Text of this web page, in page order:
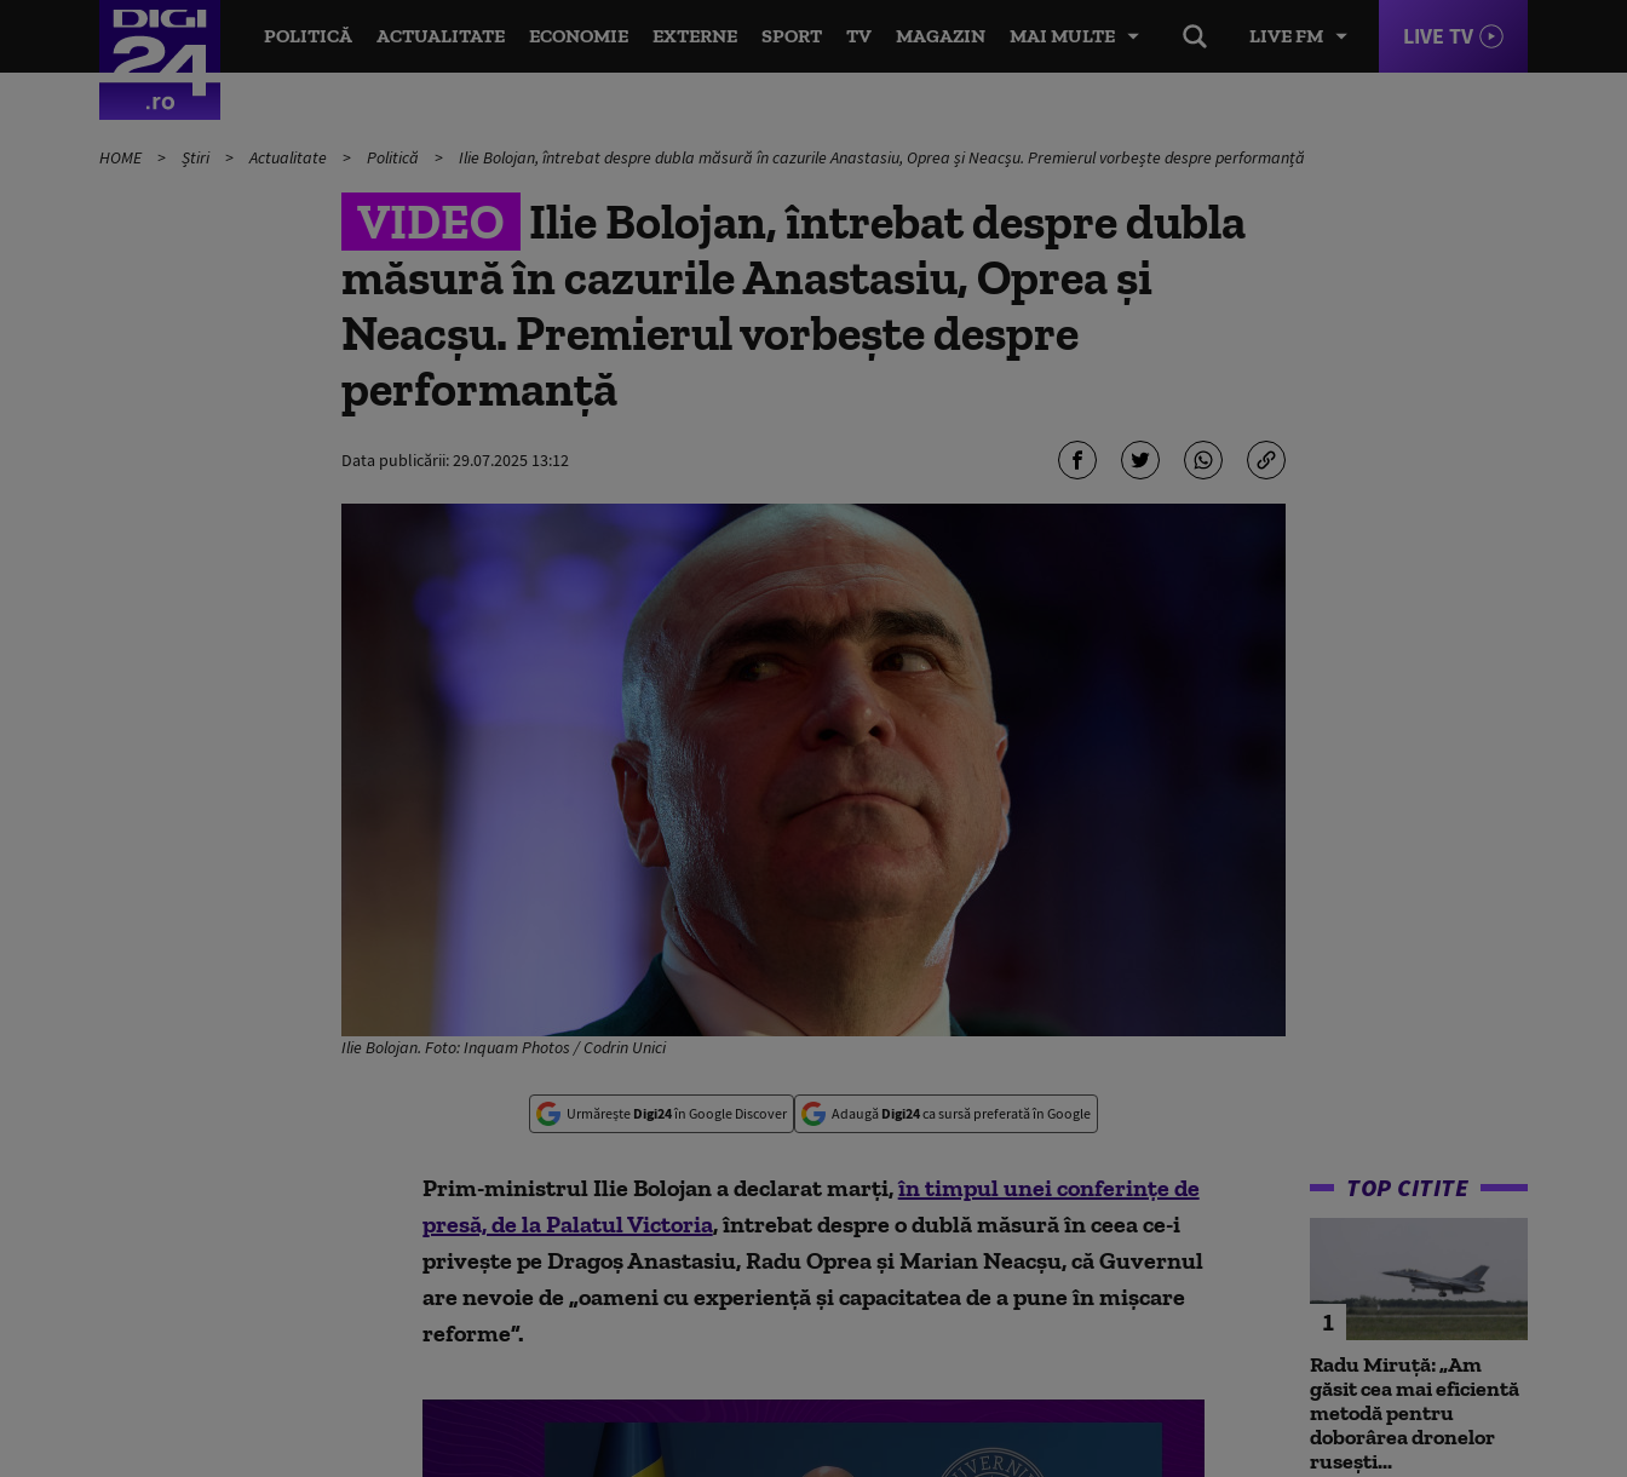
LIVE FM LIVE TV
POLITICĂ ACTUALITATE ECONOMIE EXTERNE SPORT TV MAGAZIN MAI MULTE
HOME Știri Actualitate Politică Ilie Bolojan, întrebat despre dubla măsură în cazurile Anastasiu, Oprea și Neacșu. Premierul vorbește despre performanță
VIDEO Ilie Bolojan, întrebat despre dubla
măsură în cazurile Anastasiu, Oprea și
Neacșu. Premierul vorbește despre
performanță
Data publicării:29.07.2025 13:12
Ilie Bolojan. Foto: Inquam Photos / Codrin Unici
Urmărește Digi24în Google Discover Adaugă Digi24ca sursă preferată în Google
Prim-ministrul Ilie Bolojan a declarat marți,în timpul unei conferințe de
presă, de la Palatul Victoria, întrebat despre o dublă măsură în ceea ce-i
privește pe Dragoș Anastasiu, Radu Oprea și Marian Neacșu, că Guvernul
are nevoie de „oameni cu experiență și capacitatea de a pune în mișcare
reforme”.
TOP CITITE
1
Radu Miruță: „Am
găsit cea mai eficientă
metodă pentru
doborârea dronelor
rusești...